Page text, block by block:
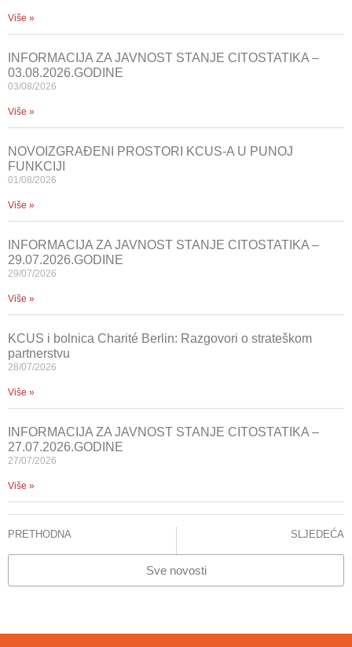
Više »
INFORMACIJA ZA JAVNOST STANJE CITOSTATIKA –
03.08.2026.GODINE
03/08/2026
Više »
NOVOIZGRAĐENI PROSTORI KCUS-A U PUNOJ
FUNKCIJI
01/08/2026
Više »
INFORMACIJA ZA JAVNOST STANJE CITOSTATIKA –
29.07.2026.GODINE
29/07/2026
Više »
KCUS i bolnica Charité Berlin: Razgovori o strateškom
partnerstvu
28/07/2026
Više »
INFORMACIJA ZA JAVNOST STANJE CITOSTATIKA –
27.07.2026.GODINE
27/07/2026
Više »
PRETHODNA SLJEDEĆA
Sve novosti